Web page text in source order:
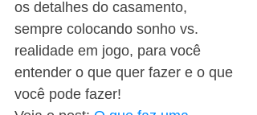
os detalhes do casamento,
sempre colocando sonho vs.
realidade em jogo, para você
entender o que quer fazer e o que
você pode fazer!